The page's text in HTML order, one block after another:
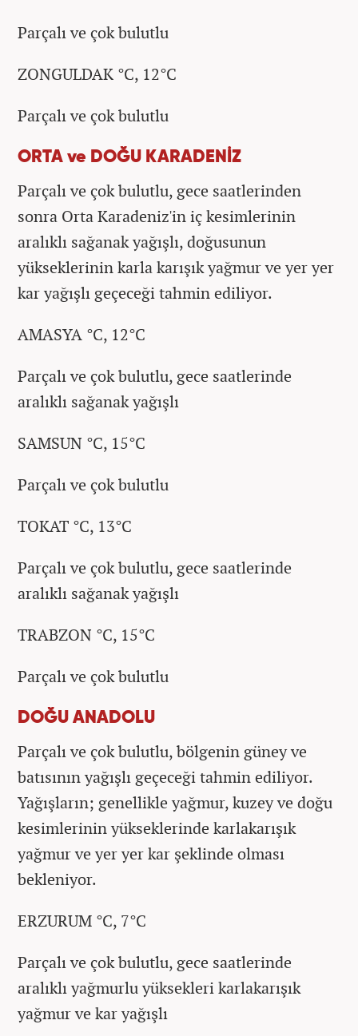
Parçalı ve çok bulutlu
ZONGULDAK °C, 12°C
Parçalı ve çok bulutlu
ORTA ve DOĞU KARADENİZ
Parçalı ve çok bulutlu, gece saatlerinden
sonra Orta Karadeniz'in iç kesimlerinin
aralıklı sağanak yağışlı, doğusunun
yükseklerinin karla karışık yağmur ve yer yer
kar yağışlı geçeceği tahmin ediliyor.
AMASYA °C, 12°C
Parçalı ve çok bulutlu, gece saatlerinde
aralıklı sağanak yağışlı
SAMSUN °C, 15°C
Parçalı ve çok bulutlu
TOKAT °C, 13°C
Parçalı ve çok bulutlu, gece saatlerinde
aralıklı sağanak yağışlı
TRABZON °C, 15°C
Parçalı ve çok bulutlu
DOĞU ANADOLU
Parçalı ve çok bulutlu, bölgenin güney ve
batısının yağışlı geçeceği tahmin ediliyor.
Yağışların; genellikle yağmur, kuzey ve doğu
kesimlerinin yükseklerinde karlakarışık
yağmur ve yer yer kar şeklinde olması
bekleniyor.
ERZURUM °C, 7°C
Parçalı ve çok bulutlu, gece saatlerinde
aralıklı yağmurlu yüksekleri karlakarışık
yağmur ve kar yağışlı